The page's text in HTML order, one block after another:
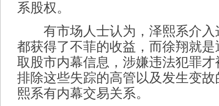
系股权。
有市场人士认为，泽熙系介入
都获得了不菲的收益，而徐翔就
取股市内幕信息，涉嫌违法犯罪
排除这些失踪的高管以及发生变
熙系有内幕交易关系。